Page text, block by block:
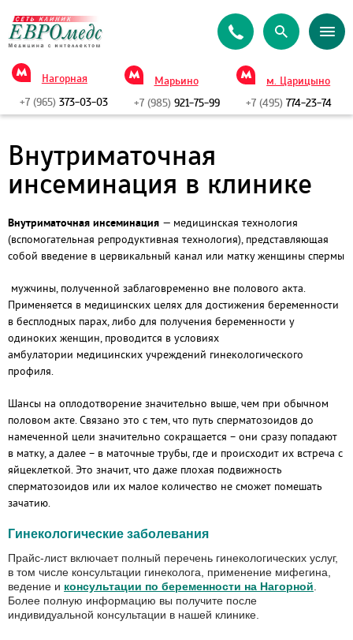
Нагорная
+7 (965) 373-03-03
Марьино
+7 (985)921-75-99
м. Царицыно
+7 (495) 774-23-74
Внутриматочная
инсеминация в клинике
Внутриматочная инсеминация — медицинская технология
(вспомогательная репродуктивная технология), представляющая
собой введение в цервикальный канал или матку женщины спермы
мужчины, полученной заблаговременно вне полового акта.
Применяется в медицинских целях для достижения беременности
в бесплодных парах, либо для получения беременности у
одиноких женщин, проводится в условиях
амбулатории медицинских учреждений гинекологического
профиля.
Шансы на оплодотворение значительно выше, чем при обычном
половом акте. Связано это с тем, что путь сперматозоидов до
намеченной цели значительно сокращается – они сразу попадают
в матку, а далее – в маточные трубы, где и происходит их встреча с
яйцеклеткой. Это значит, что даже плохая подвижность
сперматозоидов или их малое количество не сможет помешать
зачатию.
Гинекологические заболевания
Прайс-лист включает полный перечень гинекологических услуг,
в том числе консультации гинеколога, применение мифегина,
ведение и консультации по беременности на Нагорной
Более полную информацию вы получите после
индивидуальной консультации в нашей клинике.